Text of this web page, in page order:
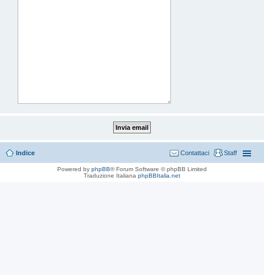
Indice Staff
Contattaci
Powered by phpBB® Forum Software © phpBB Limited
Traduzione Italiana phpBBItalia.net